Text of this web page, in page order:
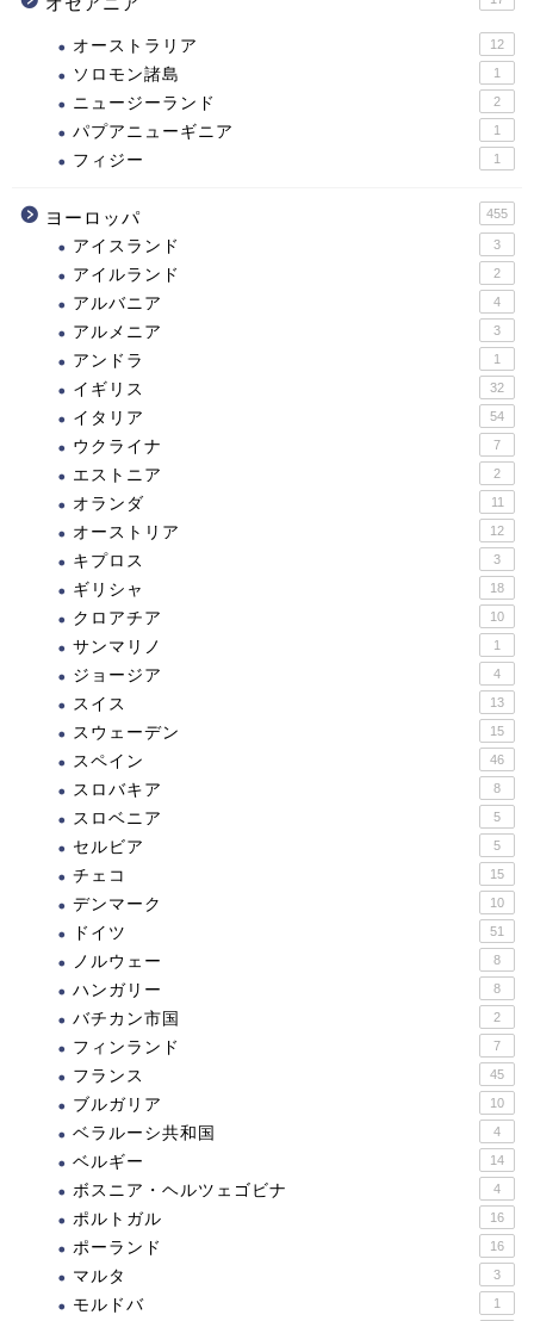
オーストラリア 12
ソロモン諸島 1
ニュージーランド 2
パプアニューギニア 1
フィジー 1
ヨーロッパ 455
アイスランド 3
アイルランド 2
アルバニア 4
アルメニア 3
アンドラ 1
イギリス 32
イタリア 54
ウクライナ 7
エストニア 2
オランダ 11
オーストリア 12
キプロス 3
ギリシャ 18
クロアチア 10
サンマリノ 1
ジョージア 4
スイス 13
スウェーデン 15
スペイン 46
スロバキア 8
スロベニア 5
セルビア 5
チェコ 15
デンマーク 10
ドイツ 51
ノルウェー 8
ハンガリー 8
バチカン市国 2
フィンランド 7
フランス 45
ブルガリア 10
ベラルーシ共和国 4
ベルギー 14
ボスニア・ヘルツェゴビナ 4
ポルトガル 16
ポーランド 16
マルタ 3
モルドバ 1